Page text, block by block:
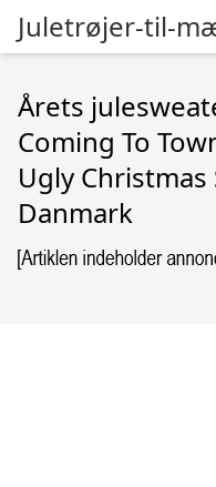
Juletrøjer-til-
Årets
Coming To
Ugly
Danmark